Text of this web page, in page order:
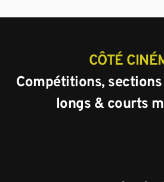
CÔTÉ
Compétitions,
longs & courts